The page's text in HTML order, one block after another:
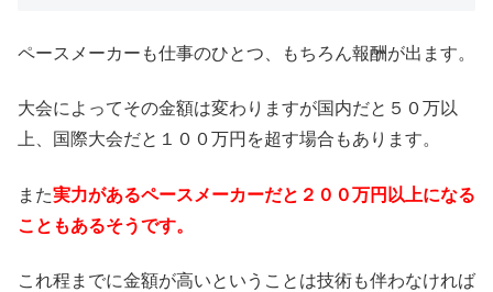
ペースメーカーも仕事のひとつ、もちろん報酬が出ます。
大会によってその金額は変わりますが国内だと５０万以
上、国際大会だと１００万円を超す場合もあります。
また実力があるペースメーカーだと２００万円以上になる
こともあるそうです。
これ程までに金額が高いということは技術も伴わなければ